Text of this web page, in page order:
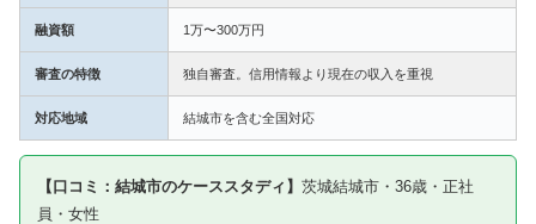
融資額 1万〜300万円
審査の特徴 独自審査。信用情報より現在の収入を重視
対応地域 結城市を含む全国対応
【口コミ：結城市のケーススタディ】 茨城結城市・36歳・正社
員・女性